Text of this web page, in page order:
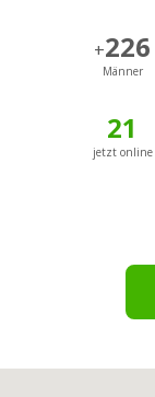
+226
Männer
21
jetzt online